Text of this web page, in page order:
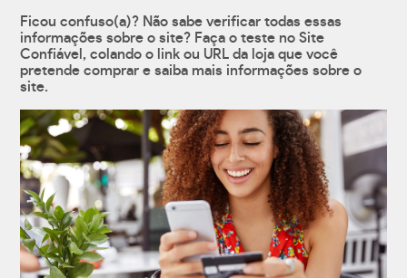
Ficou confuso(a)? Não sabe verificar todas essas
informações sobre o site? Faça o teste no Site
Confiável, colando o link ou URL da loja que você
pretende comprar e saiba mais informações sobre o
site.